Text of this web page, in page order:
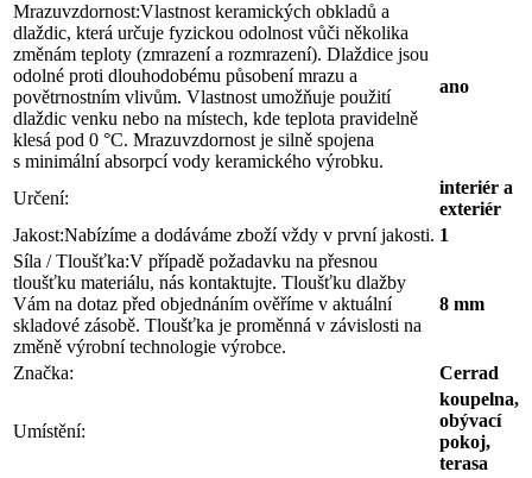
Mrazuvzdornost:Vlastnost keramických obkladů a
dlaždic, která určuje fyzickou odolnost vůči několika
změnám teploty (zmrazení a rozmrazení). Dlaždice jsou
odolné proti dlouhodobému působení mrazu a
povětrnostním vlivům. Vlastnost umožňuje použití
dlaždic venku nebo na místech, kde teplota pravidelně
klesá pod 0 °C. Mrazuvzdornost je silně spojena
s minimální absorpcí vody keramického výrobku.
ano
Určení:
interiér a
exteriér
Jakost:Nabízíme a dodáváme zboží vždy v první jakosti. 1
Síla / Tloušťka:V případě požadavku na přesnou
tloušťku materiálu, nás kontaktujte. Tloušťku dlažby
Vám na dotaz před objednáním ověříme v aktuální
skladové zásobě. Tloušťka je proměnná v závislosti na
změně výrobní technologie výrobce.
8 mm
Značka: Cerrad
Umístění:
koupelna,
obývací
pokoj,
terasa